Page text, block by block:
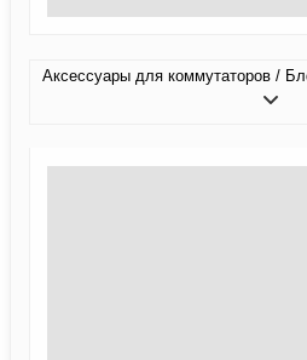
Аксессуары для коммутаторов /